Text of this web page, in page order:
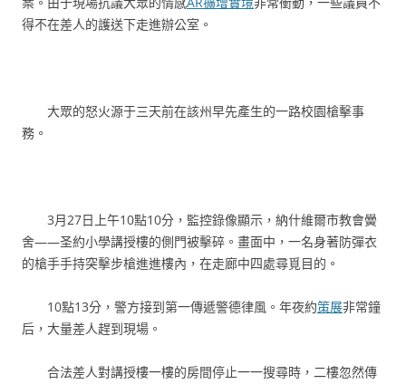
得不在差人的護送下走進辦公室。
大眾的怒火源于三天前在該州早先產生的一路校園槍擊事
務。
3月27日上午10點10分，監控錄像顯示，納什維爾市教會黌
舍——圣約小學講授樓的側門被擊碎。畫面中，一名身著防彈衣
的槍手手持突擊步槍進進樓內，在走廊中四處尋覓目的。
10點13分，警方接到第一傳遞警德律風。年夜約策展非常鐘
后，大量差人趕到現場。
合法差人對講授樓一樓的房間停止一一搜尋時，二樓忽然傳